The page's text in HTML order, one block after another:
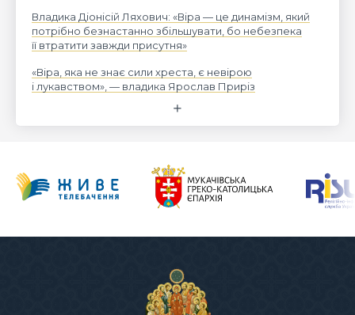
Владика Діонісій Ляхович: «Віра — це динамізм, який
потрібно безнастанно збільшувати, бо небезпека
її втратити завжди присутня»
«Віра, яка не знає сили хреста, є невірою
і лукавством», — владика Ярослав Приріз